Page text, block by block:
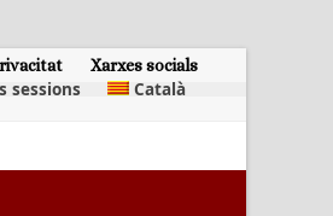
Xarxes socials
sessions Català